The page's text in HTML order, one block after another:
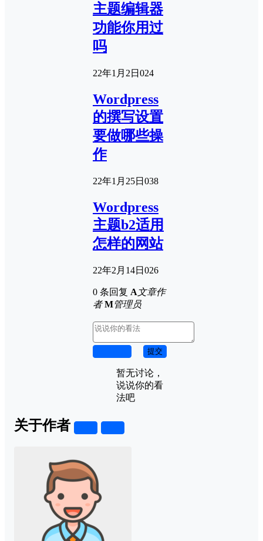
主题编辑器
功能你用过
吗
22年1月2日 024
Wordpress
的撰写设置
要做哪些操
作
22年1月25日 038
Wordpress
主题b2适用
怎样的网站
22年2月14日 026
0 条回复 A文章作
者 M管理员
提交
暂无讨论，
说说你的看
法吧
关于作者